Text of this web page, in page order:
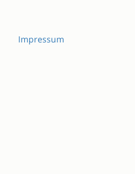
Impressum